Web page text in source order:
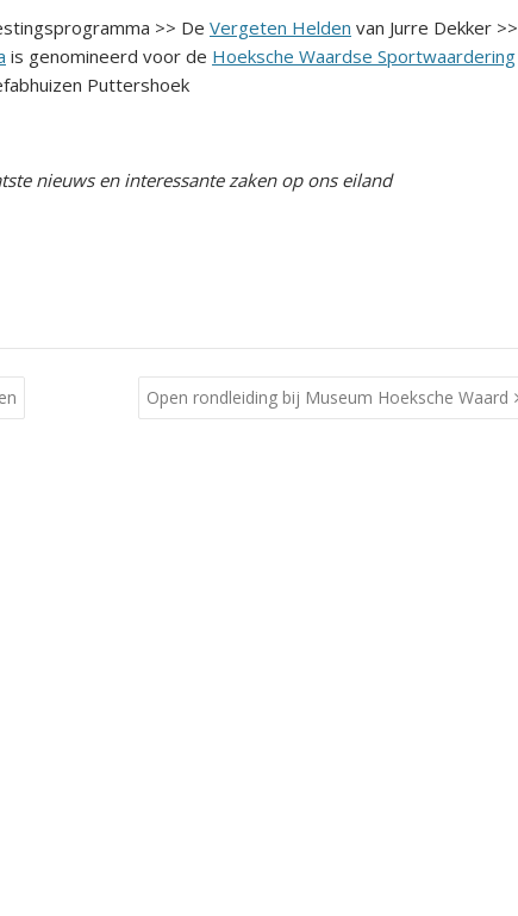
>> De Vergeten Helden van Jurre Dekker >>
is genomineerd voor de Hoeksche Waardse Sportwaardering
Puttershoek
nieuws en interessante zaken op ons eiland
Open rondleiding bij Museum Hoeksche Waard